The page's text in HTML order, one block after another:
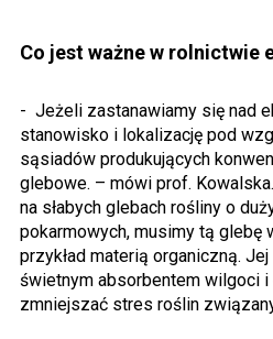
Co jest ważne w rolnictwie
- Jeżeli zastanawiamy się nad
stanowisko i lokalizację pod
sąsiadów produkujących
glebowe. – mówi prof.
na słabych glebach rośliny o
pokarmowych, musimy tą glebę
przykład materią organiczną.
świetnym absorbentem wilgoci
zmniejszać stres roślin